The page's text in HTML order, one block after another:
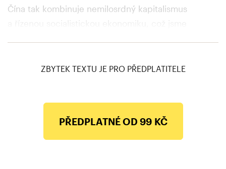
Čína tak kombinuje nemilosrdný kapitalismus
ZBYTEK TEXTU JE PRO PŘEDPLATITELE
PŘEDPLATNÉ OD 99 KČ